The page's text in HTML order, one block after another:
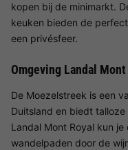
kopen bij de minimarkt.
keuken bieden de
een privésfeer.
Omgeving Landal Mont
De Moezelstreek is een
Duitsland en biedt
Landal Mont Royal kun
wandelpaden door de